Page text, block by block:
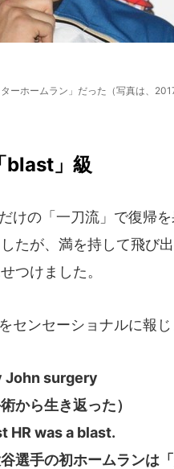
ーホームラン」だった（写真は、
blast」級
けの「一刀流」で復帰
たが、満を持して飛び
つけました。
ンセーショナルに報じ
John surgery
から生き返った）
HR was a blast.
選手の初ホームランは「